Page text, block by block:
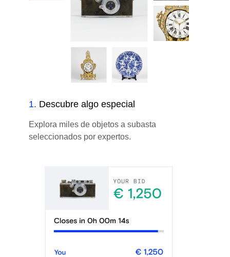
1. Descubre algo especial
Explora miles de objetos a subasta
seleccionados por expertos.